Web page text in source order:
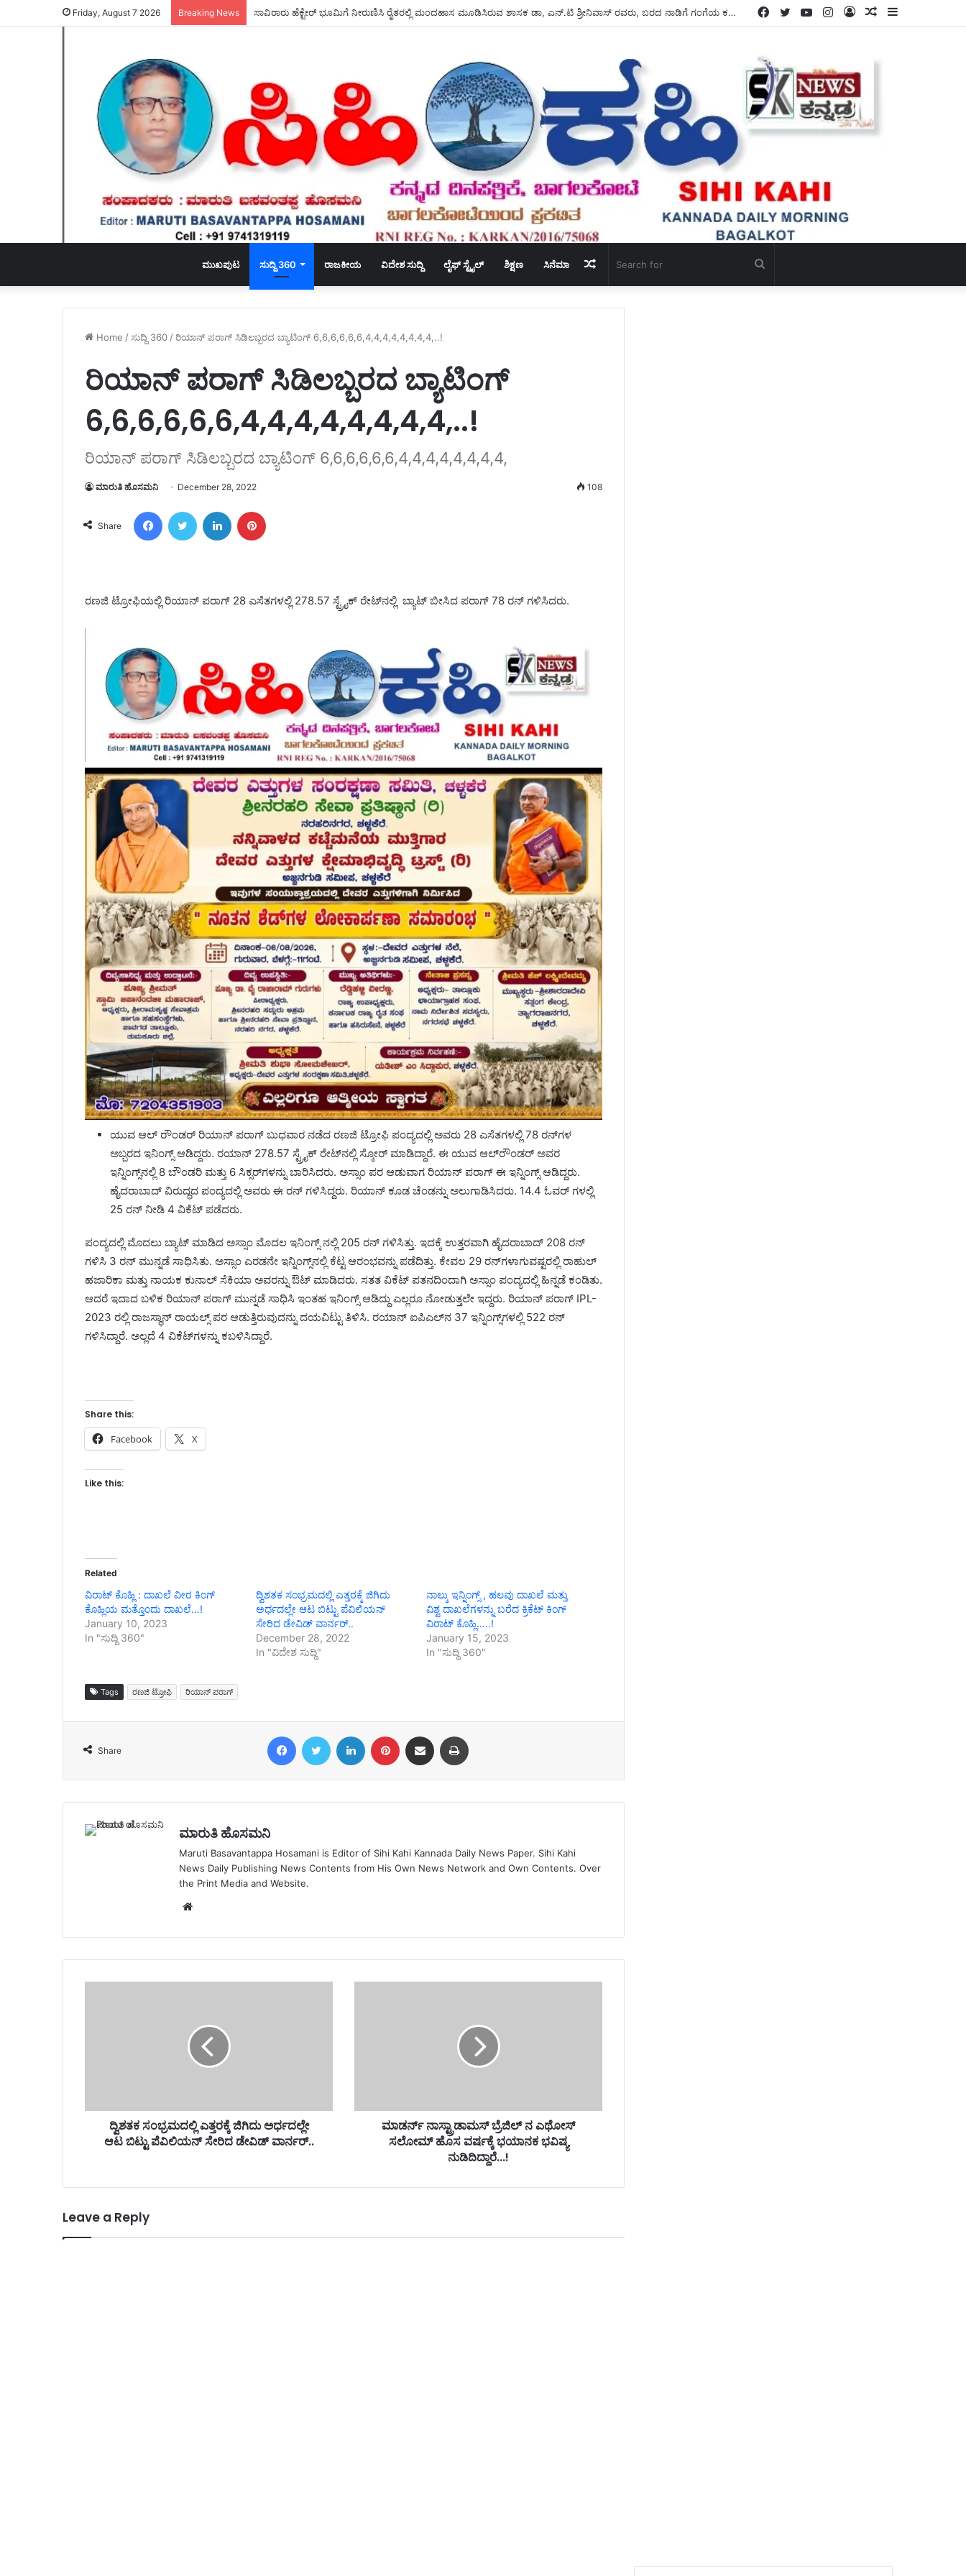
Friday, August 7 2026 Breaking News ಸಾವಿರಾರು ಹೆಕ್ಟೇರ್ ಭೂಮಿಗೆ ನೀರುಣಿಸಿ ರೈತರಲ್ಲಿ ಮಂದಹಾಸ ಮೂಡಿಸಿರುವ ಶಾಸಕ ಡಾ, ಎನ್.ಟಿ ಶ್ರೀನಿವಾಸ್ ರವರು, ಬರದ ನಾಡಿಗೆ ಗಂಗೆಯ ಕರೆತಂದು ಭಗೀರಥರಾಗಿದ್ದಾರೆ – ಎಂದು ರೈತರ ಹರ್ಷೋದ್ಗಾರ ಮುಗಿಲು ಮುಟ್ಟಿತು. Sidebar
Random
Log
Instagram
YouTube
Twitter
Facebook
ಮುಖಪುಟ ಸುದ್ದಿ 360 ರಾಜಕೀಯ ವಿದೇಶ ಸುದ್ದಿ ಲೈಫ್ ಸ್ಟೈಲ್ ಶಿಕ್ಷಣ ಸಿನೆಮಾ Search
Random
Article
Home /ಸುದ್ದಿ 360 /ರಿಯಾನ್ ಪರಾಗ್ ಸಿಡಿಲಬ್ಬರದ ಬ್ಯಾಟಿಂಗ್ 6,6,6,6,6,6,4,4,4,4,4,4,4,4,..!
ರಿಯಾನ್ ಪರಾಗ್ ಸಿಡಿಲಬ್ಬರದ ಬ್ಯಾಟಿಂಗ್
6,6,6,6,6,6,4,4,4,4,4,4,4,4,..!
ರಿಯಾನ್ ಪರಾಗ್ ಸಿಡಿಲಬ್ಬರದ ಬ್ಯಾಟಿಂಗ್ 6,6,6,6,6,6,4,4,4,4,4,4,4,4,
ಮಾರುತಿ ಹೊಸಮನಿ December 28, 2022 108
Share
FacebookTwitter LinkedIn
ರಣಜಿ ಟ್ರೋಫಿಯಲ್ಲಿ ರಿಯಾನ್ ಪರಾಗ್ 28 ಎಸೆತಗಳಲ್ಲಿ 278.57 ಸ್ಟ್ರೈಕ್ ರೇಟ್‌ನಲ್ಲಿ ಬ್ಯಾಟ್ ಬೀಸಿದ ಪರಾಗ್ 78 ರನ್ ಗಳಿಸಿದರು.
ಯುವ ಆಲ್ ರೌಂಡರ್ ರಿಯಾನ್ ಪರಾಗ್ ಬುಧವಾರ ನಡೆದ ರಣಜಿ ಟ್ರೋಫಿ ಪಂದ್ಯದಲ್ಲಿ ಅವರು 28 ಎಸೆತಗಳಲ್ಲಿ 78 ರನ್‌ಗಳ
ಅಬ್ಬರದ ಇನಿಂಗ್ಸ್‌ ಆಡಿದ್ದರು. ರಯಾನ್ 278.57 ಸ್ಟ್ರೈಕ್ ರೇಟ್‌ನಲ್ಲಿ ಸ್ಕೋರ್ ಮಾಡಿದ್ದಾರೆ. ಈ ಯುವ ಆಲ್‌ರೌಂಡರ್ ಅವರ
ಇನ್ನಿಂಗ್ಸ್‌ನಲ್ಲಿ 8 ಬೌಂಡರಿ ಮತ್ತು 6 ಸಿಕ್ಸರ್‌ಗಳನ್ನು ಬಾರಿಸಿದರು. ಅಸ್ಸಾಂ ಪರ ಆಡುವಾಗ ರಿಯಾನ್ ಪರಾಗ್ ಈ ಇನ್ನಿಂಗ್ಸ್ ಆಡಿದ್ದರು.
ಹೈದರಾಬಾದ್ ವಿರುದ್ಧದ ಪಂದ್ಯದಲ್ಲಿ ಅವರು ಈ ರನ್ ಗಳಿಸಿದ್ದರು. ರಿಯಾನ್ ಕೂಡ ಚೆಂಡನ್ನು ಅಲುಗಾಡಿಸಿದರು. 14.4 ಓವರ್ ಗಳಲ್ಲಿ
25 ರನ್ ನೀಡಿ 4 ವಿಕೆಟ್ ಪಡೆದರು.
ಪಂದ್ಯದಲ್ಲಿ ಮೊದಲು ಬ್ಯಾಟ್ ಮಾಡಿದ ಅಸ್ಸಾಂ ಮೊದಲ ಇನಿಂಗ್ಸ್ ನಲ್ಲಿ 205 ರನ್ ಗಳಿಸಿತ್ತು. ಇದಕ್ಕೆ ಉತ್ತರವಾಗಿ ಹೈದರಾಬಾದ್ 208 ರನ್
ಗಳಿಸಿ 3 ರನ್ ಮುನ್ನಡೆ ಸಾಧಿಸಿತು. ಅಸ್ಸಾಂ ಎರಡನೇ ಇನ್ನಿಂಗ್ಸ್‌ನಲ್ಲಿ ಕೆಟ್ಟ ಆರಂಭವನ್ನು ಪಡೆದಿತ್ತು. ಕೇವಲ 29 ರನ್‌ಗಳಾಗುವಷ್ಟರಲ್ಲಿ ರಾಹುಲ್
ಹಜಾರಿಕಾ ಮತ್ತು ನಾಯಕ ಕುನಾಲ್ ಸೆಕಿಯಾ ಅವರನ್ನು ಔಟ್ ಮಾಡಿದರು. ಸತತ ವಿಕೆಟ್ ಪತನದಿಂದಾಗಿ ಅಸ್ಸಾಂ ಪಂದ್ಯದಲ್ಲಿ ಹಿನ್ನಡೆ ಕಂಡಿತು.
ಆದರೆ ಇದಾದ ಬಳಿಕ ರಿಯಾನ್ ಪರಾಗ್ ಮುನ್ನಡೆ ಸಾಧಿಸಿ ಇಂತಹ ಇನಿಂಗ್ಸ್ ಆಡಿದ್ದು ಎಲ್ಲರೂ ನೋಡುತ್ತಲೇ ಇದ್ದರು. ರಿಯಾನ್ ಪರಾಗ್ IPL-
2023 ರಲ್ಲಿ ರಾಜಸ್ಥಾನ್ ರಾಯಲ್ಸ್ ಪರ ಆಡುತ್ತಿರುವುದನ್ನು ದಯವಿಟ್ಟು ತಿಳಿಸಿ. ರಯಾನ್ ಐಪಿಎಲ್‌ನ 37 ಇನ್ನಿಂಗ್ಸ್‌ಗಳಲ್ಲಿ 522 ರನ್
ಗಳಿಸಿದ್ದಾರೆ. ಅಲ್ಲದೆ 4 ವಿಕೆಟ್‌ಗಳನ್ನು ಕಬಳಿಸಿದ್ದಾರೆ.
Share this:
Facebook X
Like this:
Related
ವಿರಾಟ್ ಕೊಹ್ಲಿ : ದಾಖಲೆ ವೀರ ಕಿಂಗ್
ಕೊಹ್ಲಿಯ ಮತ್ತೊಂದು ದಾಖಲೆ…!
January 10, 2023
In "ಸುದ್ದಿ 360"
ದ್ವಿಶತಕ ಸಂಭ್ರಮದಲ್ಲಿ ಎತ್ತರಕ್ಕೆ ಜಿಗಿದು
ಅರ್ಧದಲ್ಲೇ ಆಟ ಬಿಟ್ಟು ಪೆವಿಲಿಯನ್
ಸೇರಿದ ಡೇವಿಡ್ ವಾರ್ನರ್..
December 28, 2022
In "ವಿದೇಶ ಸುದ್ದಿ"
ನಾಲ್ಕು ಇನ್ನಿಂಗ್ಸ್ , ಹಲವು ದಾಖಲೆ ಮತ್ತು
ವಿಶ್ವ ದಾಖಲೆಗಳನ್ನು ಬರೆದ ಕ್ರಿಕೆಟ್ ಕಿಂಗ್
ವಿರಾಟ್ ಕೊಹ್ಲಿ…..!
January 15, 2023
In "ಸುದ್ದಿ 360"
Tags ರಣಜಿ ಟ್ರೋಫಿ ರಿಯಾನ್ ಪರಾಗ್
Share
FacebookTwitter LinkedIn Pinterest Share via Email
ಮಾರುತಿ ಹೊಸಮನಿ
Maruti Basavantappa Hosamani is Editor of Sihi Kahi Kannada Daily News Paper. Sihi Kahi
News Daily Publishing News Contents from His Own News Network and Own Contents. Over
the Print Media and Website.
Website
ದ್ವಿಶತಕ ಸಂಭ್ರಮದಲ್ಲಿ ಎತ್ತರಕ್ಕೆ ಜಿಗಿದು ಅರ್ಧದಲ್ಲೇ
ಆಟ ಬಿಟ್ಟು ಪೆವಿಲಿಯನ್ ಸೇರಿದ ಡೇವಿಡ್ ವಾರ್ನರ್..
ಮಾಡರ್ನ್ ನಾಸ್ಟ್ರಾಡಾಮಸ್ ಬ್ರೆಜಿಲ್ ನ ಎಥೋಸ್
ಸಲೋಮ್ ಹೊಸ ವರ್ಷಕ್ಕೆ ಭಯಾನಕ ಭವಿಷ್ಯ
ನುಡಿದಿದ್ದಾರೆ...!
Leave a Reply